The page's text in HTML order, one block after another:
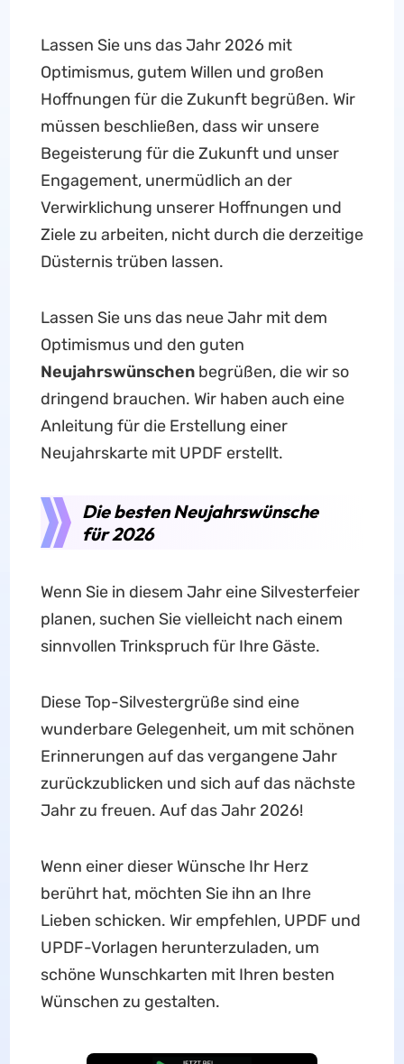
Lassen Sie uns das Jahr 2026 mit
Optimismus, gutem Willen und großen
Hoffnungen für die Zukunft begrüßen. Wir
müssen beschließen, dass wir unsere
Begeisterung für die Zukunft und unser
Engagement, unermüdlich an der
Verwirklichung unserer Hoffnungen und
Ziele zu arbeiten, nicht durch die derzeitige
Düsternis trüben lassen.
Lassen Sie uns das neue Jahr mit dem
Optimismus und den guten
Neujahrswünschenbegrüßen, die wir so
dringend brauchen. Wir haben auch eine
Anleitung für die Erstellung einer
Neujahrskarte mit UPDF erstellt.
Die besten Neujahrswünsche
für 2026
Wenn Sie in diesem Jahr eine Silvesterfeier
planen, suchen Sie vielleicht nach einem
sinnvollen Trinkspruch für Ihre Gäste.
Diese Top-Silvestergrüße sind eine
wunderbare Gelegenheit, um mit schönen
Erinnerungen auf das vergangene Jahr
zurückzublicken und sich auf das nächste
Jahr zu freuen. Auf das Jahr 2026!
Wenn einer dieser Wünsche Ihr Herz
berührt hat, möchten Sie ihn an Ihre
Lieben schicken. Wir empfehlen, UPDF und
UPDF-Vorlagen herunterzuladen, um
schöne Wunschkarten mit Ihren besten
Wünschen zu gestalten.